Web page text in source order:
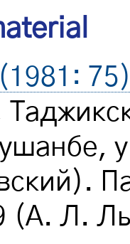
(А. Л.